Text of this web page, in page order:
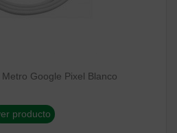
Google Pixel Blanco
producto